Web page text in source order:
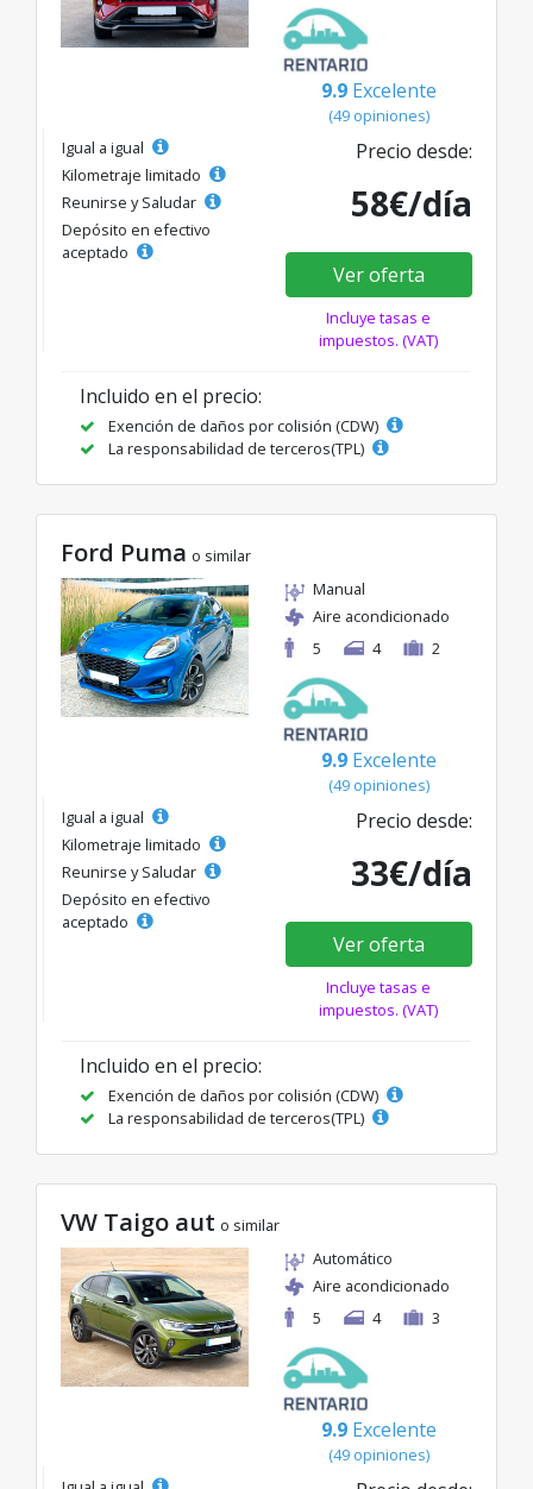
9.9 Excelente
(49 opiniones)
Igual a igual
Kilometraje limitado
Reunirse y Saludar
Depósito en efectivo
aceptado
Precio desde:
58€/día
Ver oferta
Incluye tasas e
impuestos. (VAT)
Incluido en el precio:
Exención de daños por colisión (CDW)
La responsabilidad de terceros(TPL)
Ford Puma o similar
Manual
Aire acondicionado
5
4 2
9.9 Excelente
(49 opiniones)
Igual a igual
Kilometraje limitado
Reunirse y Saludar
Depósito en efectivo
aceptado
Precio desde:
33€/día
Ver oferta
Incluye tasas e
impuestos. (VAT)
Incluido en el precio:
Exención de daños por colisión (CDW)
La responsabilidad de terceros(TPL)
VW Taigo aut o similar
Automático
Aire acondicionado
5
4 3
9.9 Excelente
(49 opiniones)